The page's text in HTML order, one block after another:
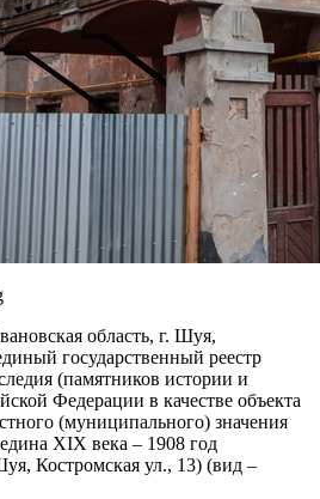
область, г. Шуя,
государственный реестр
(памятников истории и
Федерации в качестве объекта
(муниципального) значения
XIX века – 1908 год
Костромская ул., 13) (вид –